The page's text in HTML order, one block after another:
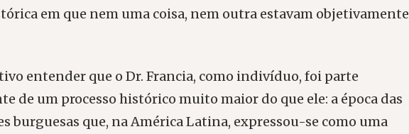
em que nem uma coisa, nem outra estavam objetivamente
entender que o Dr. Francia, como indivíduo, foi parte
de um processo histórico muito maior do que ele: a época das
burguesas que, na América Latina, expressou-se como uma